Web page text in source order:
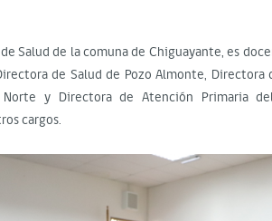
Salud de la comuna de Chiguayante, es
de Salud de Pozo Almonte,
Norte y Directora de Atención Primaria
cargos.